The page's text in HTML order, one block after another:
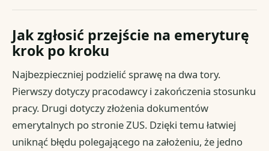
Jak zgłosić przejście na emeryturę
krok po kroku
Najbezpieczniej podzielić sprawę na dwa tory.
Pierwszy dotyczy pracodawcy i zakończenia stosunku
pracy. Drugi dotyczy złożenia dokumentów
emerytalnych po stronie ZUS. Dzięki temu łatwiej
uniknąć błędu polegającego na założeniu, że jedno